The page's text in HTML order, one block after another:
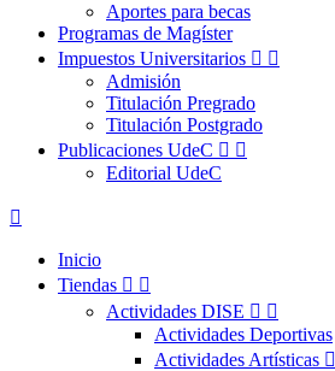
Aportes para becas
Programas de Magíster
Impuestos Universitarios  
Admisión
Titulación Pregrado
Titulación Postgrado
Publicaciones UdeC  
Editorial UdeC

Inicio
Tiendas  
Actividades DISE  
Actividades Deportivas
Actividades Artísticas 